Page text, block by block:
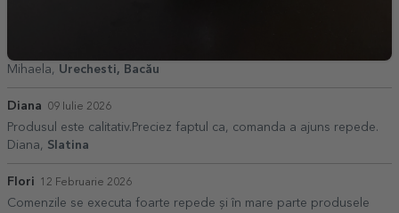
Mihaela, Urechesti, Bacău
Diana 09 Iulie 2026
Produsul este calitativ.Preciez faptul ca, comanda a ajuns repede.
Diana, Slatina
Flori 12 Februarie 2026
Comenzile se executa foarte repede și în mare parte produsele